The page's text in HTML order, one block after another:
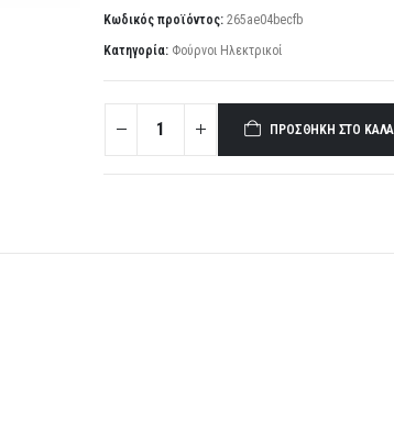
Κωδικός προϊόντος:265ae04becfb
Κατηγορία: Φούρνοι Ηλεκτρικοί
ΠΡΟΣΘΉΚΗ ΣΤΟ